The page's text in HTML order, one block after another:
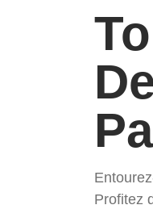
Profitez